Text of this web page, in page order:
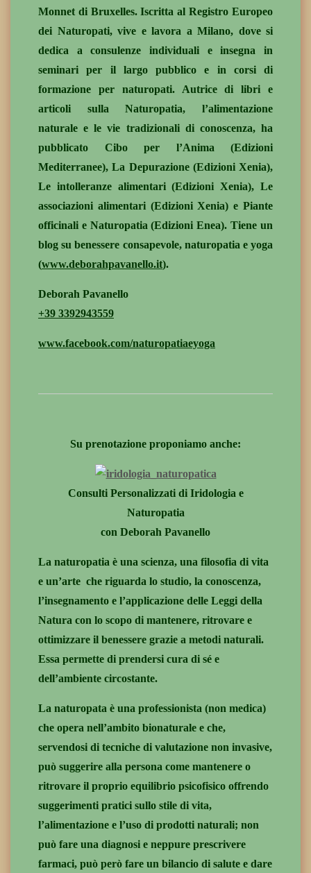
Monnet di Bruxelles. Iscritta al Registro Europeo
dei Naturopati, vive e lavora a Milano, dove si
dedica a consulenze individuali e insegna in
seminari per il largo pubblico e in corsi di
formazione per naturopati. Autrice di libri e
articoli sulla Naturopatia, l’alimentazione
naturale e le vie tradizionali di conoscenza, ha
pubblicato Cibo per l’Anima (Edizioni
Mediterranee), La Depurazione (Edizioni Xenia),
Le intolleranze alimentari (Edizioni Xenia), Le
associazioni alimentari (Edizioni Xenia) e Piante
officinali e Naturopatia (Edizioni Enea). Tiene un
blog su benessere consapevole, naturopatia e yoga
(www.deborahpavanello.it).
Deborah Pavanello
+39 3392943559
www.facebook.com/naturopatiaeyoga
Su prenotazione proponiamo anche:
Consulti Personalizzati di Iridologia e
Naturopatia
con Deborah Pavanello
La naturopatia è una scienza, una filosofia di vita
e un’arte che riguarda lo studio, la conoscenza,
l’insegnamento e l’applicazione delle Leggi della
Natura con lo scopo di mantenere, ritrovare e
ottimizzare il benessere grazie a metodi naturali.
Essa permette di prendersi cura di sé e
dell’ambiente circostante.
La naturopata è una professionista (non medica)
che opera nell’ambito bionaturale e che,
servendosi di tecniche di valutazione non invasive,
può suggerire alla persona come mantenere o
ritrovare il proprio equilibrio psicofisico offrendo
suggerimenti pratici sullo stile di vita,
l’alimentazione e l’uso di prodotti naturali; non
può fare una diagnosi e neppure prescrivere
farmaci, può però fare un bilancio di salute e dare